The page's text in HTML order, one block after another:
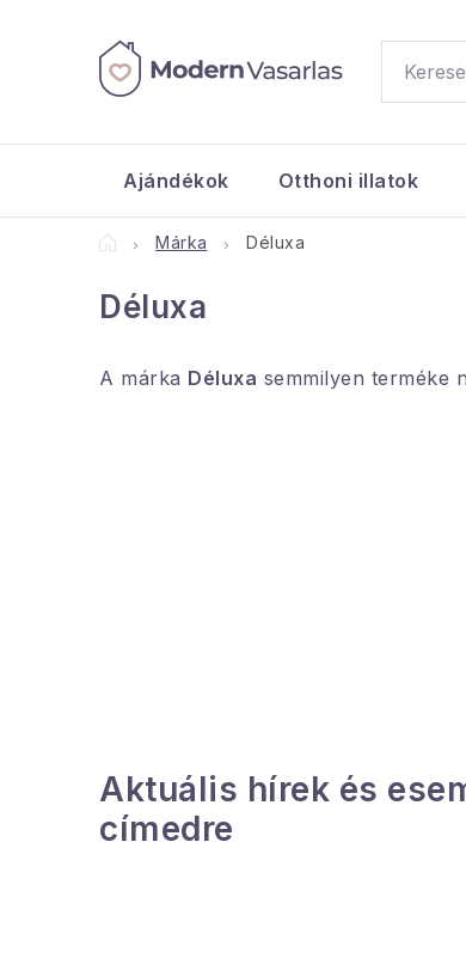
tartalomhoz
Ajándékok Otthoni illatok
Kezdőlap
Márka Déluxa
Déluxa
A márka Déluxa semmilyen terméke
s
ó
Aktuális hírek és
címedre